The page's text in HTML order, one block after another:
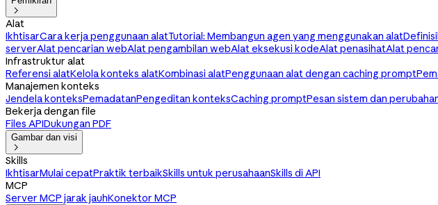

Alat
IkhtisarCara kerja penggunaan alatTutorial: Membangun agen yang menggunakan alat
serverAlat pencarian webAlat pengambilan webAlat eksekusi kodeAlat penasihatAlat
Infrastruktur alat
Referensi alatKelola konteks alatKombinasi alatPenggunaan alat dengan caching prompt
Manajemen konteks
Jendela konteksPemadatanPengeditan konteksCaching promptPesan sistem dan
Bekerja dengan file
Files APIDukungan PDF
Gambar dan visi

Skills
IkhtisarMulai cepatPraktik terbaikSkills untuk perusahaanSkills di API
MCP
Server MCP jarak jauhKonektor MCP